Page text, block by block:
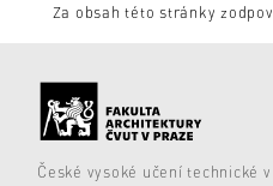
Za obsah této stránky
České vysoké učení technické